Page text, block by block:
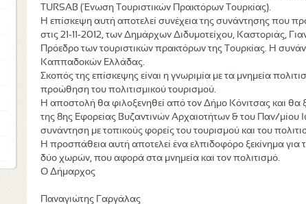
TURSAB (Ένωση Τουριστικών Πρακτόρων Τουρκίας).
Η επίσκεψη αυτή αποτελεί συνέχεια της συνάντησης που
στις 21-11-2012, των Δημάρχων Διδυμοτείχου, Καστοριάς,
Πρόεδρο των τουριστικών πρακτόρων της Τουρκίας. H
Καππαδοκών Ελλάδας.
Σκοπός της επίσκεψης είναι η γνωριμία με τα μνημεία
προώθηση του πολιτισμικού τουρισμού.
Η αποστολή θα φιλοξενηθεί από τον Δήμο Κόνιτσας και θα
της 8ης Εφορείας Βυζαντινών Αρχαιοτήτων & του Παν/μίου
συνάντηση με τοπικούς φορείς του τουρισμού και του
Η προσπάθεια αυτή αποτελεί ένα ελπιδοφόρο ξεκίνημα για
δύο χωρών, που αφορά στα μνημεία και τον πολιτισμό.
Ο Δήμαρχος
Παναγιώτης Γαργάλας